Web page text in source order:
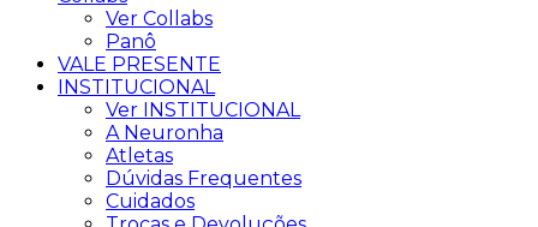
Ver Collabs
Panô
VALE PRESENTE
INSTITUCIONAL
Ver INSTITUCIONAL
A Neuronha
Atletas
Dúvidas Frequentes
Cuidados